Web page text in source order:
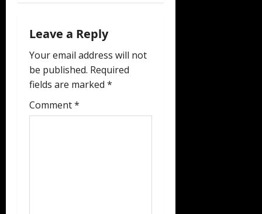
i
g
a
t
Leave a Reply
Your email address will not
be published. Required
fields are marked *
Comment*